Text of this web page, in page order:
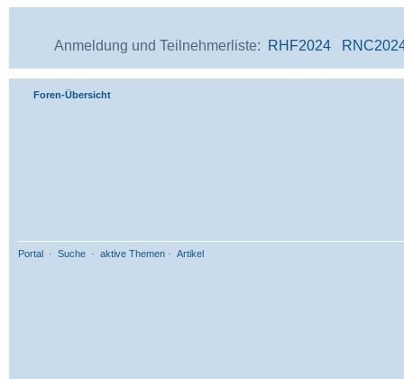
Anmeldung und Teilnehmerliste: RHF2024
Foren-Übersicht
Portal · Suche · aktive Themen · Artikel